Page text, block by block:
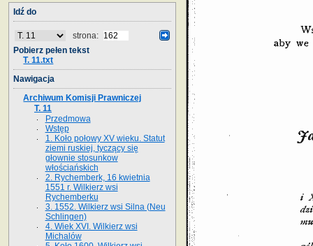
Idź do
strona:
Pobierz pełen tekst
T. 11.txt
Nawigacja
Archiwum Komisji Prawniczej
T. 11
Przedmowa
Wstęp
1. Koło połowy XV wieku. Statut
ziemi ruskiej, tyczący się
głownie stosunkow
włościańskich
2. Rychemberk, 16 kwietnia
1551 r. Wilkierz wsi
Rychemberku
3. 1552. Wilkierz wsi Silna (Neu
Schlingen)
4. Wiek XVI. Wilkierz wsi
Michalów